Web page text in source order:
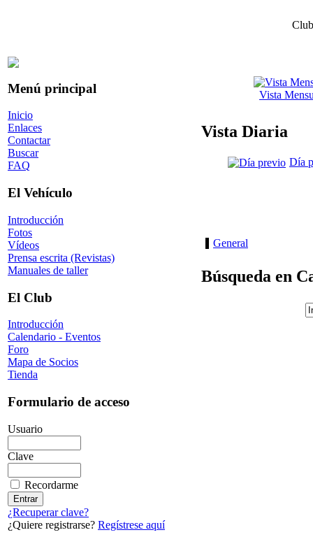
Menú principal
Inicio
Enlaces
Contactar
Buscar
FAQ
El Vehículo
Introducción
Fotos
Vídeos
Prensa escrita (Revistas)
Manuales de taller
El Club
Introducción
Calendario - Eventos
Foro
Mapa de Socios
Tienda
Formulario de acceso
Usuario
Clave
Recordarme
¿Recuperar clave?
¿Quiere registrarse? Regístrese aquí
Vista
Vista Diaria
Día
General
Búsqueda en